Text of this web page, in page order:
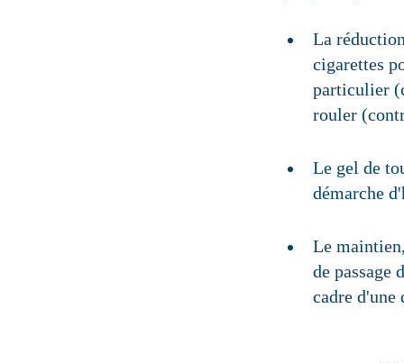
La
cigarettes
particulier
rouler
Le gel de
démarche
Le
de passage
cadre d'une